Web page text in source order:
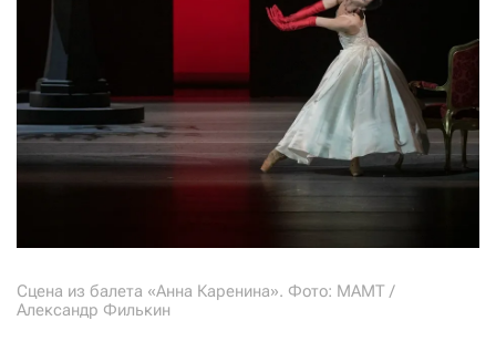
Сцена из балета «Анна Каренина». Фото: МАМТ /
Александр Филькин